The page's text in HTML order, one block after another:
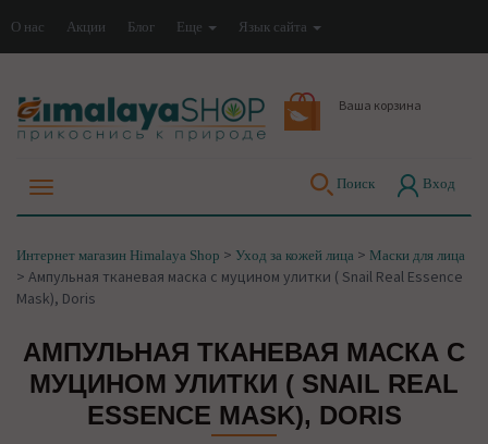
О нас Акции Блог Еще Язык сайта
Ваша корзина
Поиск Вход
Интернет магазин Himalaya Shop > Уход за кожей лица > Маски для лица
> Ампульная тканевая маска с муцином улитки ( Snail Real Essence
Mask), Doris
АМПУЛЬНАЯ ТКАНЕВАЯ МАСКА С
МУЦИНОМ УЛИТКИ ( SNAIL REAL
ESSENCE MASK), DORIS